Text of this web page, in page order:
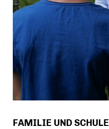
FAMILIE UND SCHULE